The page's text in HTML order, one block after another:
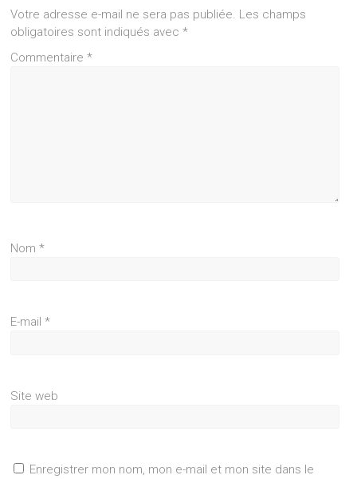
Votre adresse e-mail ne sera pas publiée. Les champs
obligatoires sont indiqués avec*
Commentaire*
Nom*
E-mail*
Site web
Enregistrer mon nom, mon e-mail et mon site dans le